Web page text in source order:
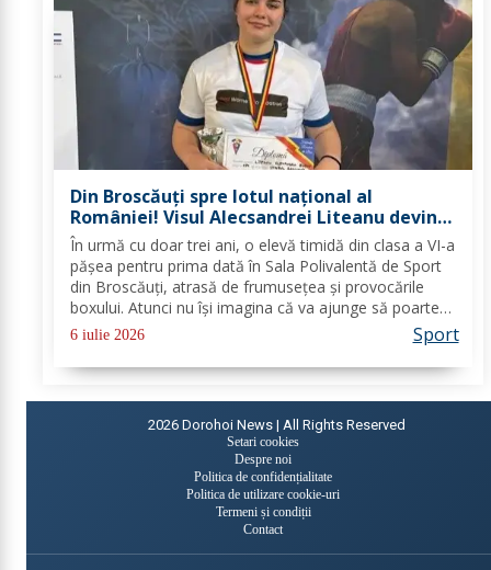
Din Broscăuți spre lotul național al
României! Visul Alecsandrei Liteanu devine
realitate
În urmă cu doar trei ani, o elevă timidă din clasa a VI-a
pășea pentru prima dată în Sala Polivalentă de Sport
din Broscăuți, atrasă de frumusețea și provocările
boxului. Atunci nu își imagina că va ajunge să poarte
tricoul României și să se pregătească alături de cei
6 iulie 2026 Sport
2026 Dorohoi News | All Rights Reserved
Setari cookies
Despre noi
Politica de confidențialitate
Politica de utilizare cookie-uri
Termeni și condiții
Contact